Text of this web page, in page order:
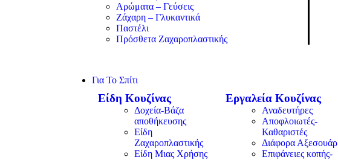
Αρώματα – Γεύσεις
Ζάχαρη – Γλυκαντικά
Παστέλι
Πρόσθετα Ζαχαροπλαστικής
Για Το Σπίτι
Είδη Κουζίνας
Δοχεία-Βάζα
αποθήκευσης
Είδη
Ζαχαροπλαστικής
Είδη Μιας Χρήσης
Εργαλεία Κουζίνας
Αναδευτήρες
Αποφλοιωτές-
Καθαριστές
Διάφορα Αξεσουάρ
Επιφάνειες κοπής-